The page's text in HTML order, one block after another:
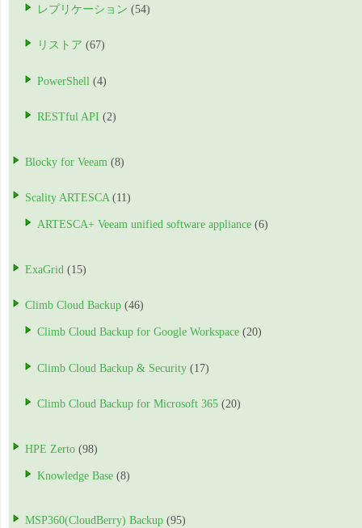
レプリケーション (54)
リストア (67)
PowerShell (4)
RESTful API (2)
Blocky for Veeam (8)
Scality ARTESCA (11)
ARTESCA+ Veeam unified software appliance (6)
ExaGrid (15)
Climb Cloud Backup (46)
Climb Cloud Backup for Google Workspace (20)
Climb Cloud Backup & Security (17)
Climb Cloud Backup for Microsoft 365 (20)
HPE Zerto (98)
Knowledge Base (8)
MSP360(CloudBerry) Backup (95)